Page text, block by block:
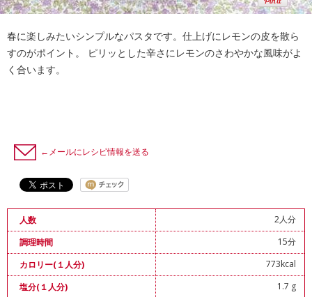
春に楽しみたいシンプルなパスタです。仕上げにレモンの皮を散ら
すのがポイント。 ピリッとした辛さにレモンのさわやかな風味がよ
く合います。
←メールにレシピ情報を送る
人数
2人分
調理時間
15分
カロリー(１人分)
773kcal
塩分(１人分)
1.7 g